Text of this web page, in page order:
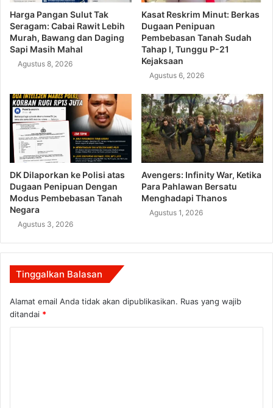
Harga Pangan Sulut Tak
Seragam: Cabai Rawit Lebih
Murah, Bawang dan Daging
Sapi Masih Mahal
Agustus 8, 2026
Kasat Reskrim Minut: Berkas
Dugaan Penipuan
Pembebasan Tanah Sudah
Tahap I, Tunggu P-21
Kejaksaan
Agustus 6, 2026
DK Dilaporkan ke Polisi atas
Dugaan Penipuan Dengan
Modus Pembebasan Tanah
Negara
Agustus 3, 2026
Avengers: Infinity War, Ketika
Para Pahlawan Bersatu
Menghadapi Thanos
Agustus 1, 2026
Tinggalkan Balasan
Alamat email Anda tidak akan dipublikasikan. Ruas yang wajib
ditandai *